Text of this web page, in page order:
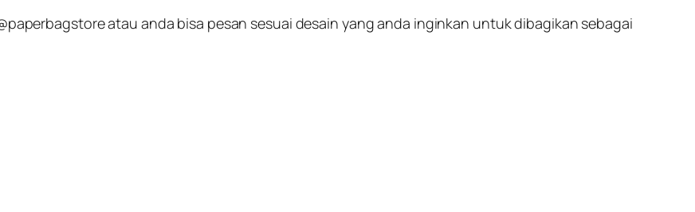
atau anda bisa pesan sesuai desain yang anda inginkan untuk dibagikan sebagai